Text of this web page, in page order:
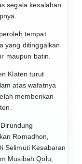
segala kesalahan
tempat
yang ditinggalkan
maupun batin.
Klaten turut
atas wafatnya
memberikan
Romadhon,
Selimuti Kesabaran
Musibah Qolu;